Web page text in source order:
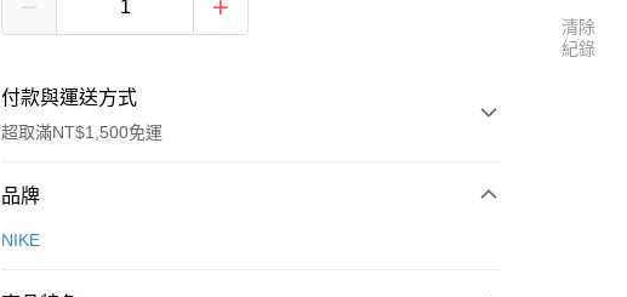
付款與運送方式
超取滿NT$1,500免運
付款方式
信用卡一次付款
品牌
NIKE
清除
紀錄